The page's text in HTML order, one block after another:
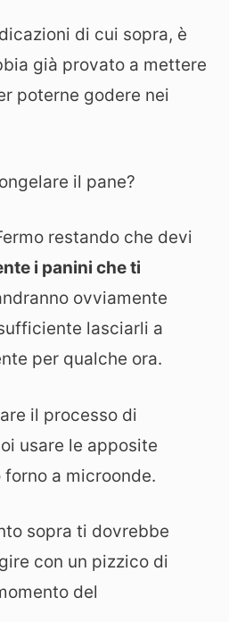
di cui sopra, è
già provato a mettere
poterne godere nei
il pane?
restando che devi
i panini che ti
ovviamente
lasciarli a
per qualche ora.
il processo di
usare le apposite
a microonde.
sopra ti dovrebbe
con un pizzico di
del